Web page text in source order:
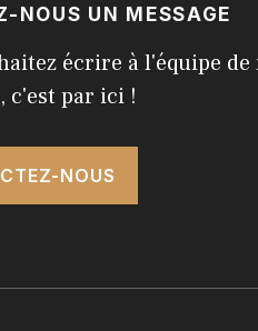
NOUS UN MESSAGE
écrire à l'équipe de
c'est par ici !
NOUS